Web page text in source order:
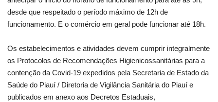
desde que respeitado o período máximo de 12h de
funcionamento. E o comércio em geral pode funcionar até 18h.
Os estabelecimentos e atividades devem cumprir integralmente
os Protocolos de Recomendações Higienicossanitárias para a
contenção da Covid-19 expedidos pela Secretaria de Estado da
Saúde do Piauí / Diretoria de Vigilância Sanitária do Piauí e
publicados em anexo aos Decretos Estaduais,